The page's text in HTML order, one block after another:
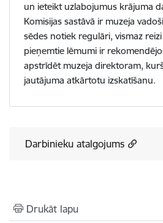
un ieteikt uzlabojumus krājuma
Komisijas sastāvā ir muzeja
sēdes notiek regulāri, vismaz
pieņemtie lēmumi ir
apstrīdēt muzeja direktoram,
jautājuma atkārtotu izskatīšanu.
Darbinieku atalgojums
Drukāt lapu